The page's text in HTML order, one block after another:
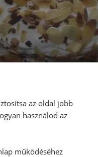
az oldal jobb
használod az
működéséhez